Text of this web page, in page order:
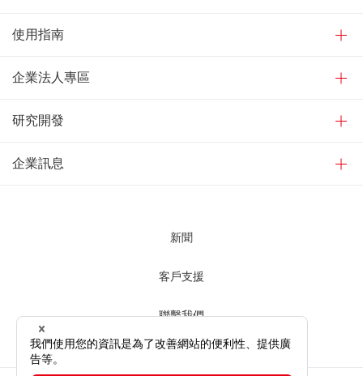
使用指南
企業法人專區
研究開發
企業訊息
新聞
客戶支援
聯繫我們